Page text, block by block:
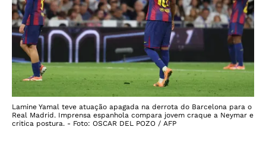
Lamine Yamal teve atuação apagada na derrota do Barcelona para o
Real Madrid. Imprensa espanhola compara jovem craque a Neymar e
critica postura. - Foto: OSCAR DEL POZO / AFP